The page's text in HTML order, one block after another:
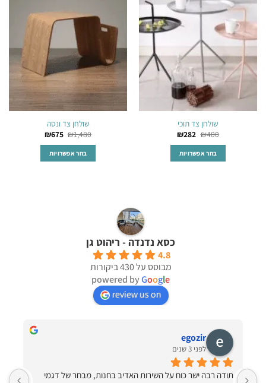
לרשימת
המשאלות
שולחן צד תוכי
₪400
₪282
בחר אפשרויות
האפשרויות
המשאלות
שולחן צד ונסה
₪1,480
₪675
בחר אפשרויות
כסא נדנדה - ריהוט גן
4.8
מבוסס על 430 ביקורות
powered byGoogle
review us on
egozir
לפני 3 שנים